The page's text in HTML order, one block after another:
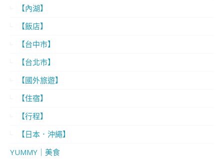
【內湖】
【飯店】
【台中市】
【台北市】
【國外旅遊】
【住宿】
【行程】
【日本．沖繩】
YUMMY｜美食